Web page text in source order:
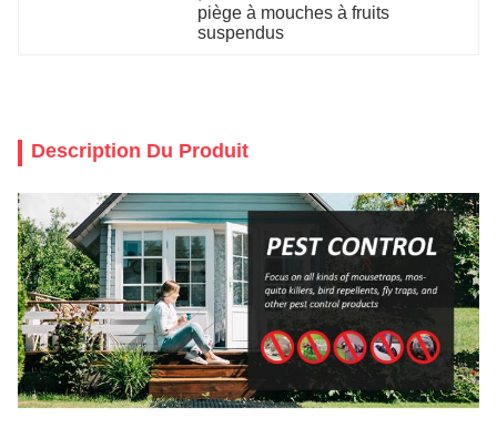
piège à mouches à fruits
suspendus
Description Du Produit